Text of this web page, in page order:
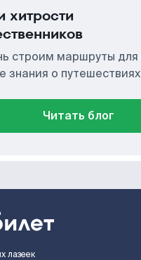
хитрости
строим маршруты для
знания о путешествиях
Читать блог
лазеек